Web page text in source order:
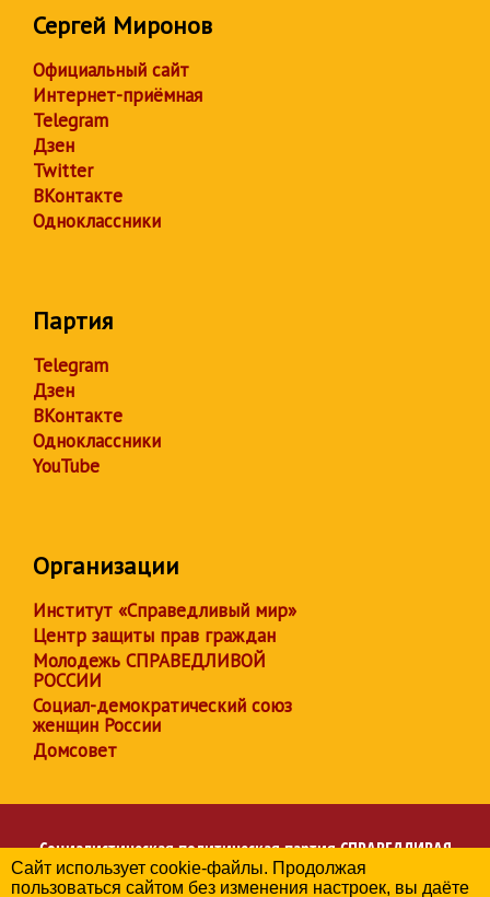
Сергей Миронов
Официальный сайт
Интернет-приёмная
Telegram
Дзен
Twitter
ВКонтакте
Одноклассники
Партия
Telegram
Дзен
ВКонтакте
Одноклассники
YouTube
Организации
Институт «Справедливый мир»
Центр защиты прав граждан
Молодежь СПРАВЕДЛИВОЙ
РОССИИ
Социал-демократический союз
женщин России
Домсовет
Социалистическая политическая партияСПРАВЕДЛИВАЯ
РОССИЯ
Сайт использует cookie-файлы. Продолжая
пользоваться сайтом без изменения настроек, вы даёте